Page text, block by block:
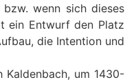
wenn sich dieses
ein Entwurf den Platz
die Intention und
Kaldenbach, um 1430-